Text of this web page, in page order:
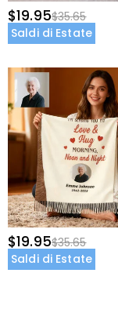
$19.95$35.65
Saldi di Estate
$19.95$35.65
Saldi di Estate